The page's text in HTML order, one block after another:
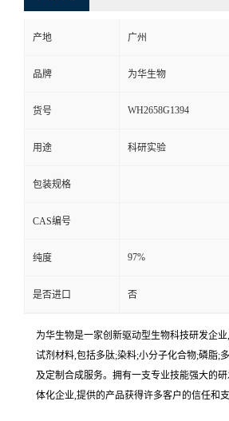
产地 广州
品牌 为华生物
货号 WH2658G1394
用途 科研实验
包装规格
CAS编号
纯度 97%
是否进口 否
为华生物是一家创新驱动型生物科技研发企
试剂材料,包括多肽;染料;小分子化合物;磷脂;
及定制合成服务。拥有一支专业技能强大的
体化企业,提供的产品获得许多客户的信任和支